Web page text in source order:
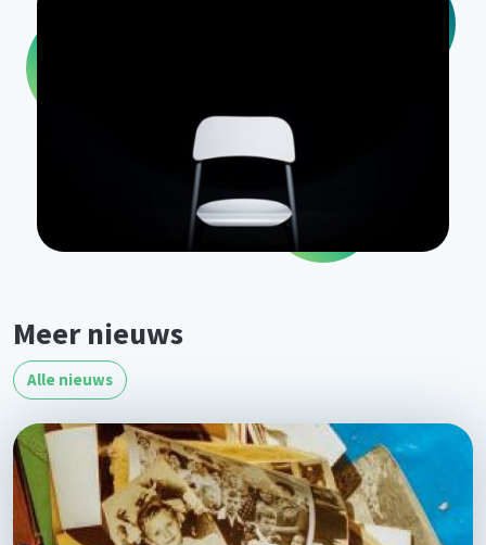
Meer nieuws
Alle nieuws